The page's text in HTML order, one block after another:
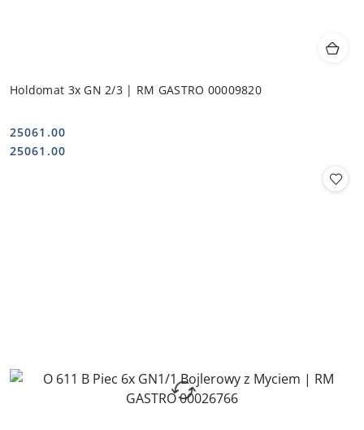
Holdomat 3x GN 2/3 | RM GASTRO 00009820
Cena:
25061.00
Cena:
25061.00